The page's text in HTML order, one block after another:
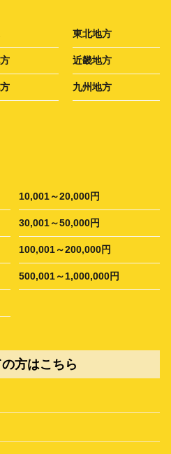
東北地方
近畿地方
九州地方
10,001～20,000円
30,001～50,000円
100,001～200,000円
500,001～1,000,000円
方はこちら